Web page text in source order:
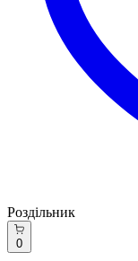
Роздільник
0